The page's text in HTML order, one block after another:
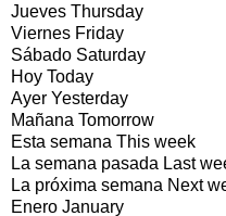
Jueves Thursday
Viernes Friday
Sábado Saturday
Hoy Today
Ayer Yesterday
Mañana Tomorrow
Esta semana This week
La semana pasada Last
La próxima semana Next
Enero January